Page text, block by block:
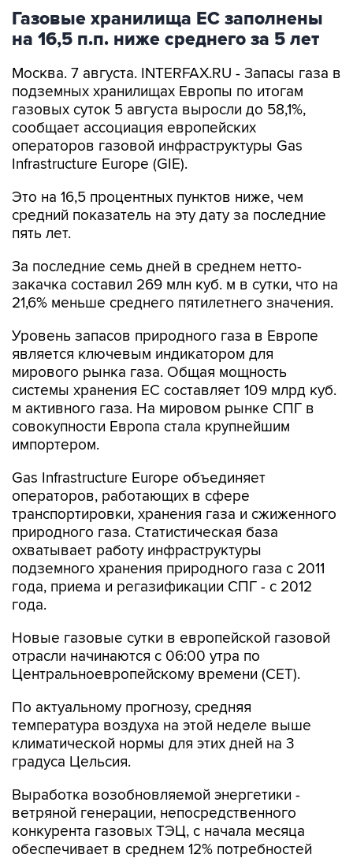
на 16,5 п.п. ниже среднего за 5 лет
Москва. 7 августа. INTERFAX.RU - Запасы газа в
газовых суток 5 августа выросли до 58,1%,
сообщает ассоциация европейских
операторов газовой инфраструктуры Gas
Infrastructure Europe (GIE).
Это на 16,5 процентных пунктов ниже, чем
пять лет.
За последние семь дней в среднем нетто-
21,6% меньше среднего пятилетнего значения.
Уровень запасов природного газа в Европе
мирового рынка газа. Общая мощность
системы хранения ЕС составляет 109 млрд куб.
м активного газа. На мировом рынке СПГ в
совокупности Европа стала крупнейшим
импортером.
Gas Infrastructure Europe объединяет
транспортировки, хранения газа и сжиженного
природного газа. Статистическая база
охватывает работу инфраструктуры
подземного хранения природного газа с 2011
года, приема и регазификации СПГ - с 2012
года.
Новые газовые сутки в европейской газовой
Центральноевропейскому времени (CET).
По актуальному прогнозу, средняя
климатической нормы для этих дней на 3
градуса Цельсия.
Выработка возобновляемой энергетики -
конкурента газовых ТЭЦ, с начала месяца
обеспечивает в среднем 12% потребностей
региона в электроэнергии, сообщает
ассоциация WindEurope. В августе 2025 года